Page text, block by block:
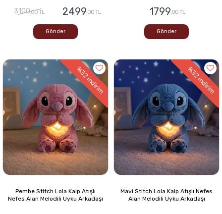
3100,00 TL 2499,00 TL
Gönder
1799,00 TL
Gönder
%32
indirim
Pembe Stitch Lola Kalp Atışlı
Nefes Alan Melodili Uyku Arkadaşı
%32
indirim
Mavi Stitch Lola Kalp Atışlı Nefes
Alan Melodili Uyku Arkadaşı